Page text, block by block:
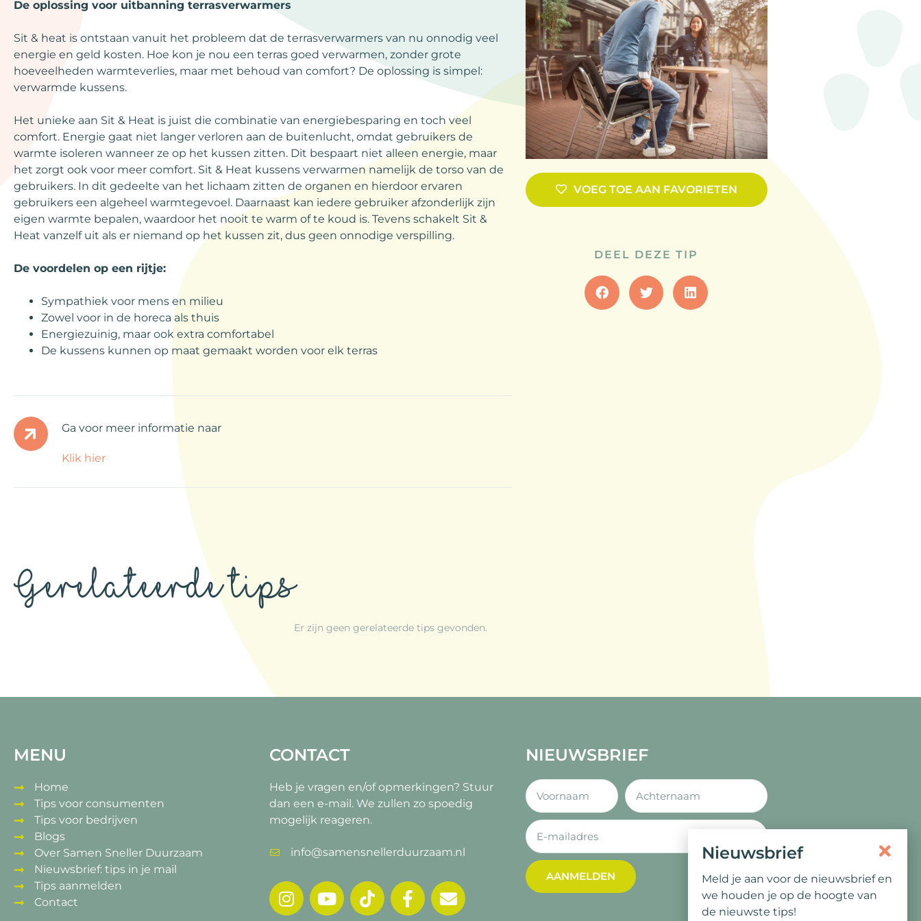
De oplossing voor uitbanning terrasverwarmers
Sit & heat is ontstaan vanuit het probleem dat de terrasverwarmers van nu onnodig veel
energie en geld kosten. Hoe kon je nou een terras goed verwarmen, zonder grote
hoeveelheden warmteverlies, maar met behoud van comfort? De oplossing is simpel:
verwarmde kussens.
Het unieke aan Sit & Heat is juist die combinatie van energiebesparing en toch veel
comfort. Energie gaat niet langer verloren aan de buitenlucht, omdat gebruikers de
warmte isoleren wanneer ze op het kussen zitten. Dit bespaart niet alleen energie, maar
het zorgt ook voor meer comfort. Sit & Heat kussens verwarmen namelijk de torso van de
gebruikers. In dit gedeelte van het lichaam zitten de organen en hierdoor ervaren
gebruikers een algeheel warmtegevoel. Daarnaast kan iedere gebruiker afzonderlijk zijn
eigen warmte bepalen, waardoor het nooit te warm of te koud is. Tevens schakelt Sit &
Heat vanzelf uit als er niemand op het kussen zit, dus geen onnodige verspilling.
De voordelen op een rijtje:
Sympathiek voor mens en milieu
Zowel voor in de horeca als thuis
Energiezuinig, maar ook extra comfortabel
De kussens kunnen op maat gemaakt worden voor elk terras
Ga voor meer informatie naar
Klik hier
VOEG TOE AAN FAVORIETEN
DEEL DEZE TIP
Gerelateerde tips
Er zijn geen gerelateerde tips gevonden.
MENU
Home
Tips voor consumenten
Tips voor bedrijven
Blogs
Over Samen Sneller Duurzaam
Nieuwsbrief: tips in je mail
Tips aanmelden
Contact
CONTACT
Heb je vragen en/of opmerkingen? Stuur
dan een e-mail. We zullen zo spoedig
mogelijk reageren.
info@samensnellerduurzaam.nl
NIEUWSBRIEF
AANMELDEN
Nieuwsbrief
Meld je aan voor de nieuwsbrief en
we houden je op de hoogte van
de nieuwste tips!